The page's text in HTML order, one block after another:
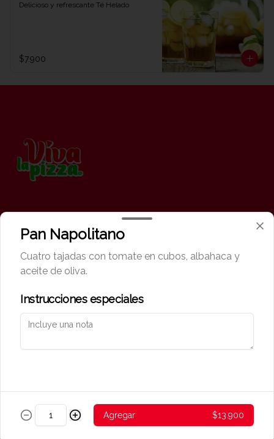
Delicioso y refrescante Té Helado
$7.900
Zona de Delivery
Términos y condiciones
Redes sociales
Pedir
Iniciar sesión
Pan Napolitano
Cuatro tajadas con tomate en cubos, albahaca y
aceite de oliva.
Instrucciones especiales
Agregar $13.900